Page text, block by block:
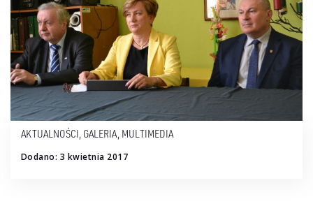
AKTUALNOŚCI, GALERIA, MULTIMEDIA
Dodano: 3 kwietnia 2017